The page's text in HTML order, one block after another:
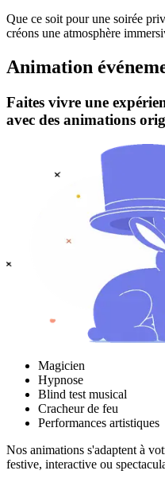
Que ce soit pour une soirée
créons une atmosphère
Animation
Faites vivre une
avec des animations
Magicien
Hypnose
Blind test musical
Cracheur de feu
Performances artistiques
Nos animations s'adaptent à
festive, interactive ou